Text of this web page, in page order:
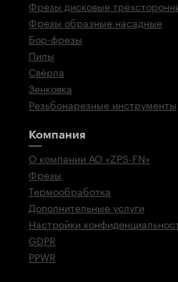
Фрезы дисковые
Фрезы образные насадные
Бор-фрезы
Пилы
Свёрла
Зенковка
Резьбонарезные инструменты
Компания
О компании АО «ZPS-FN»
Фрезы
Термообработка
Дополнительные услуги
Настройки
GDPR
PPWR